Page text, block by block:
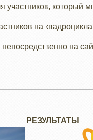
участников,
на
на
РЕЗУЛЬТАТЫ